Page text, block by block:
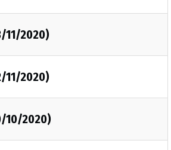
11/2020)
11/2020)
10/2020)